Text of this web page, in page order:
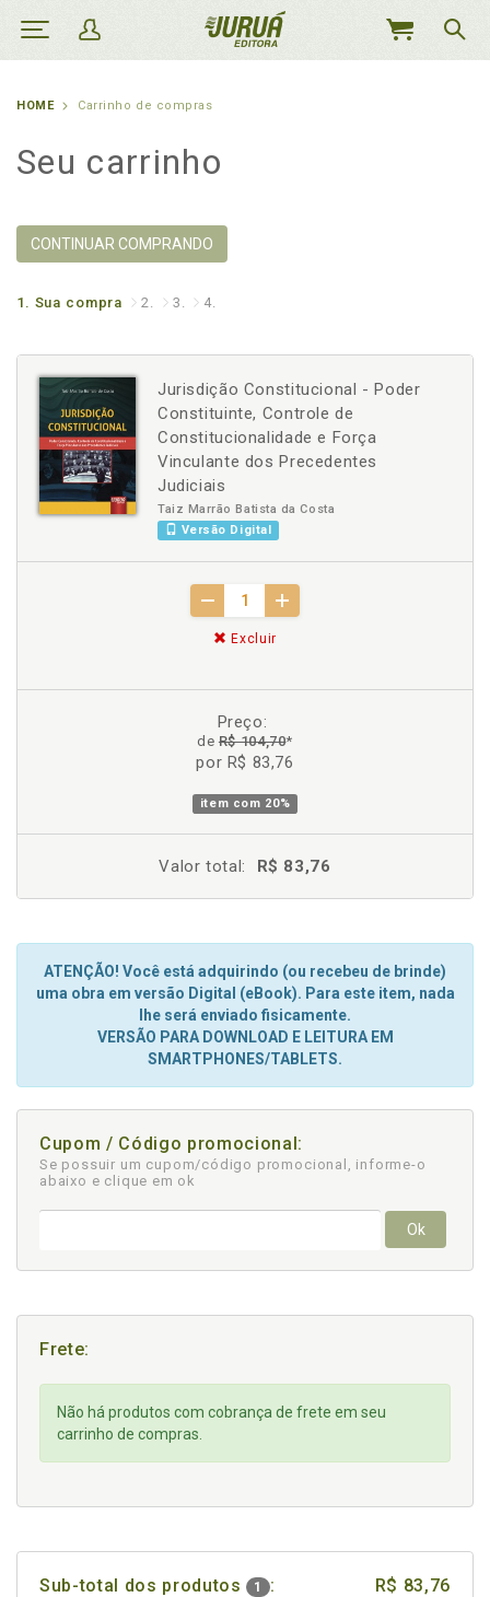
MEU
HOME Carrinho de compras
Seu carrinho
CONTINUAR COMPRANDO
1. Sua compra 2. 3. 4.
Jurisdição Constitucional - Poder
Constituinte, Controle de
Constitucionalidade e Força
Vinculante dos Precedentes
Judiciais
Taiz Marrão Batista da Costa
Versão Digital
Excluir
Preço:
deR$ 104,70*
por R$ 83,76
item com 20%
Valor total: R$ 83,76
ATENÇÃO! Você está adquirindo (ou recebeu de brinde)
uma obra em versão Digital (eBook). Para este item, nada
lhe será enviado fisicamente.
VERSÃO PARA DOWNLOAD E LEITURA EM
SMARTPHONES/TABLETS.
Cupom / Código promocional:
Se possuir um cupom/código promocional, informe-o
abaixo e clique em ok
Ok
Frete:
Não há produtos com cobrança de frete em seu
carrinho de compras.
Sub-total dos produtos 1 : R$ 83,76